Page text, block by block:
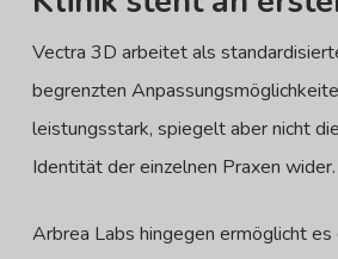
Vectra 3D arbeitet als
begrenzten
leistungsstark, spiegelt aber nicht
Identität der einzelnen Praxen wider.
Arbrea Labs hingegen ermöglicht